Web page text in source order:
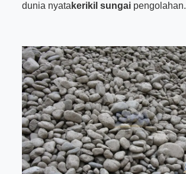
dunia nyata kerikil sungaipengolahan.